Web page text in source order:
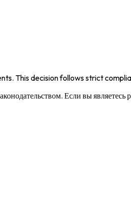
This decision follows strict
Если вы